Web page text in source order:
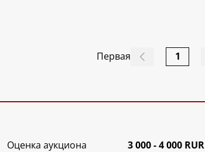
Первая 1
Оценка аукциона
3 000 - 4 000 RUR